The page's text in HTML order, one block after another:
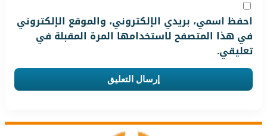
احفظ اسمي، بريدي الإلكتروني، والموقع الإلكتروني
في هذا المتصفح لاستخدامها المرة المقبلة في
تعليقي.